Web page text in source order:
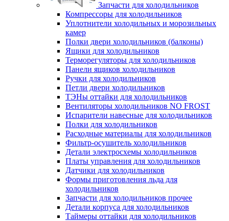
Запчасти для холодильников
Компрессоры для холодильников
Уплотнители холодильных и морозильных
камер
Полки двери холодильников (балконы)
Ящики для холодильников
Терморегуляторы для холодильников
Панели ящиков холодильников
Ручки для холодильников
Петли двери холодильников
ТЭНы оттайки для холодильников
Вентиляторы холодильников NO FROST
Испарители навесные для холодильников
Полки для холодильников
Расходные материалы для холодильников
Фильтр-осушитель холодильников
Детали электросхемы холодильников
Платы управления для холодильников
Датчики для холодильников
Формы приготовления льда для
холодильников
Запчасти для холодильников прочее
Детали корпуса для холодильников
Таймеры оттайки для холодильников